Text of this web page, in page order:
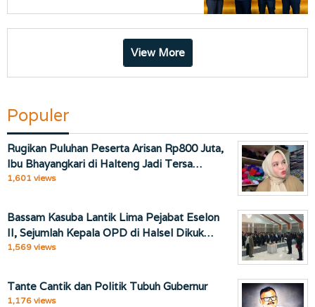
View More
Populer
Rugikan Puluhan Peserta Arisan Rp800 Juta,
Ibu Bhayangkari di Halteng Jadi Tersa…
1,601 views
Bassam Kasuba Lantik Lima Pejabat Eselon
II, Sejumlah Kepala OPD di Halsel Dikuk…
1,569 views
Tante Cantik dan Politik Tubuh Gubernur
1,176 views